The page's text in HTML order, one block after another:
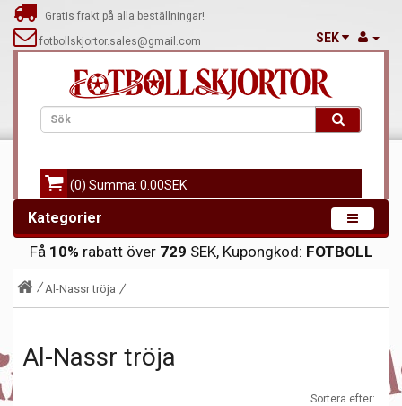
Gratis frakt på alla beställningar!
fotbollskjortor.sales@gmail.com
SEK
(0) Summa: 0.00SEK
Kategorier
Få 10% rabatt över 729 SEK, Kupongkod: FOTBOLL
Al-Nassr tröja
Al-Nassr tröja
Sortera efter: